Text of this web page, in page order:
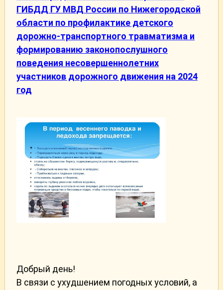
ГИБДД ГУ МВД России по Нижегородской
области по профилактике детского
дорожно-транспортного травматизма и
формированию законопослушного
поведения несовершеннолетних
участников дорожного движения на 2024
год
Добрый день!
В связи с ухудшением погодных условий, а